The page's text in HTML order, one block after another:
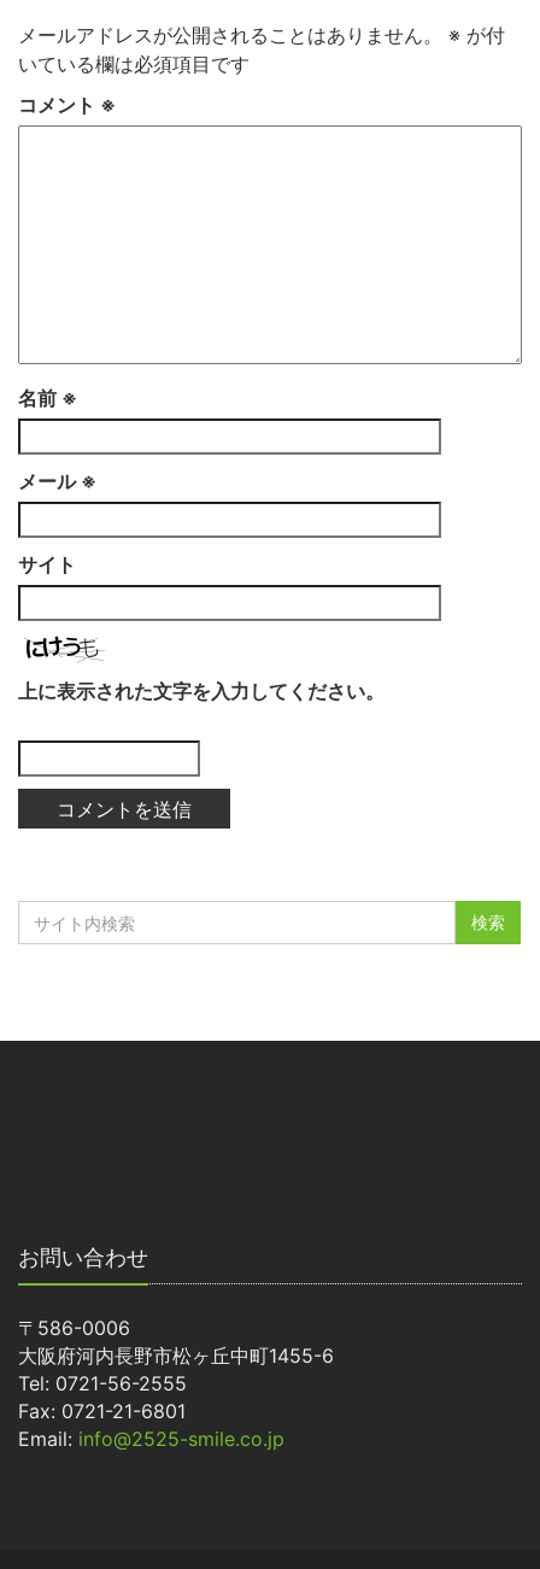
メールアドレスが公開されることはありません。 ※ が付
いている欄は必須項目です
コメント ※
名前 ※
メール ※
サイト
上に表示された文字を入力してください。
お問い合わせ
〒586-0006
大阪府河内長野市松ヶ丘中町1455-6
Tel: 0721-56-2555
Fax: 0721-21-6801
Email: info@2525-smile.co.jp